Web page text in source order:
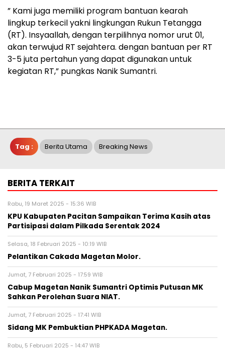
” Kami juga memiliki program bantuan kearah
lingkup terkecil yakni lingkungan Rukun Tetangga
(RT). Insyaallah, dengan terpilihnya nomor urut 01,
akan terwujud RT sejahtera. dengan bantuan per RT
3-5 juta pertahun yang dapat digunakan untuk
kegiatan RT,” pungkas Nanik Sumantri.
Tag : Berita Utama Breaking News
BERITA TERKAIT
Rabu, 19 Maret 2025 - 15:36 WIB
KPU Kabupaten Pacitan Sampaikan Terima Kasih atas
Partisipasi dalam Pilkada Serentak 2024
Selasa, 18 Februari 2025 - 10:19 WIB
Pelantikan Cakada Magetan Molor.
Jumat, 7 Februari 2025 - 17:59 WIB
Cabup Magetan Nanik Sumantri Optimis Putusan MK
Sahkan Perolehan Suara NIAT.
Jumat, 7 Februari 2025 - 17:41 WIB
Sidang MK Pembuktian PHPKADA Magetan.
Rabu, 5 Februari 2025 - 14:47 WIB